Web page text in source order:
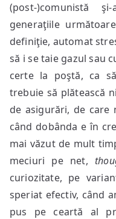
(post-)comunistă
generaţiile
definiţie, automat
să i se taie gazul sau
certe la poştă, ca
trebuie să plătească
de asigurări, de care
când dobânda e în
mai văzut de mult
meciuri pe net,
curiozitate, pe
speriat efectiv, când
pus pe ceartă al